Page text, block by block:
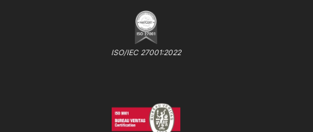
ISO/IEC 27001:2022